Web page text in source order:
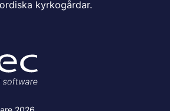
kyrkogårdar.